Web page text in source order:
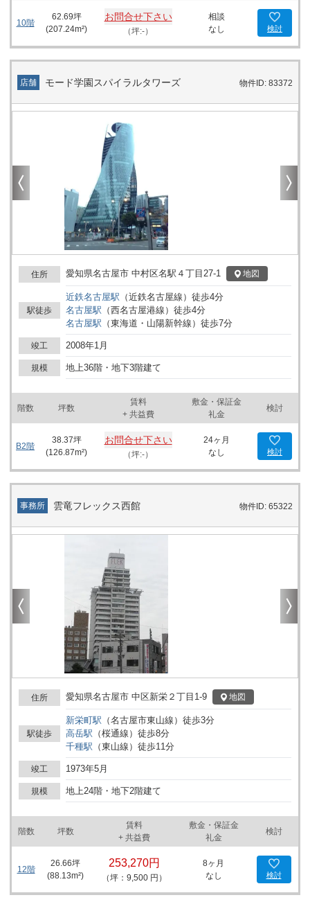
10階
62.69坪
(207.24m²)
お問合せ下さい
（坪:-）
相談
なし
検討
店舗 モード学園スパイラルタワーズ 物件ID: 83372
住所 愛知県名古屋市 中村区名駅４丁目27-1 地図
駅徒歩
近鉄名古屋駅 （近鉄名古屋線 ） 徒歩4分
名古屋駅 （西名古屋港線 ） 徒歩4分
名古屋駅 （東海道・山陽新幹線 ） 徒歩7分
竣工 2008年1月
規模 地上36階・地下3階建て
階数 坪数
賃料
+ 共益費
敷金・保証金
礼金
検討
B2階
38.37坪
(126.87m²)
お問合せ下さい
（坪:-）
24ヶ月
なし
検討
事務所 雲竜フレックス西館 物件ID: 65322
住所 愛知県名古屋市 中区新栄２丁目1-9 地図
駅徒歩
新栄町駅 （名古屋市東山線 ） 徒歩3分
高岳駅 （桜通線 ） 徒歩8分
千種駅 （東山線 ） 徒歩11分
竣工 1973年5月
規模 地上24階・地下2階建て
階数 坪数
賃料
+ 共益費
敷金・保証金
礼金
検討
12階
26.66坪
(88.13m²)
253,270円
（坪：9,500 円）
8ヶ月
なし
検討